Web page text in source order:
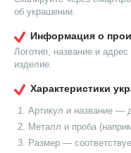
об украшении.
Информация о
Логотип, название и
изделие.
Характеристики
Артикул и название —
Металл и проба
Размер —